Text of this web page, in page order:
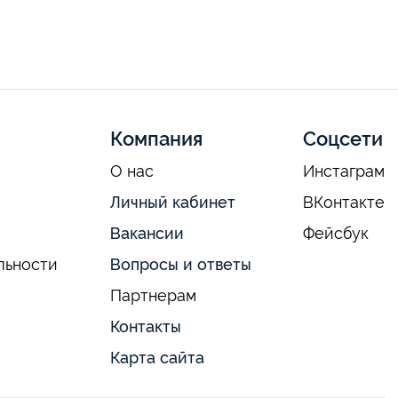
Компания
О нас
Личный кабинет
Вакансии
Вопросы и ответы
Партнерам
Контакты
Карта сайта
Соцсети
Инстаграм
ВКонтакте
Фейсбук